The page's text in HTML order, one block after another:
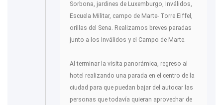
Sorbona, jardines de Luxemburgo, Inválidos,
Escuela Militar, campo de Marte- Torre Eiffel,
orillas del Sena. Realizamos breves paradas
junto a los Inválidos y el Campo de Marte.
Al terminar la visita panorámica, regreso al
hotel realizando una parada en el centro de la
ciudad para que puedan bajar del autocar las
personas que todavía quieran aprovechar de